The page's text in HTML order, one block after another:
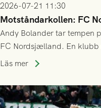
2026-07-21 11:30
Motståndarkollen: FC
Andy Bolander tar tempen
FC Nordsjælland. En klubb
publiksnitt, ett lag med
Läs mer